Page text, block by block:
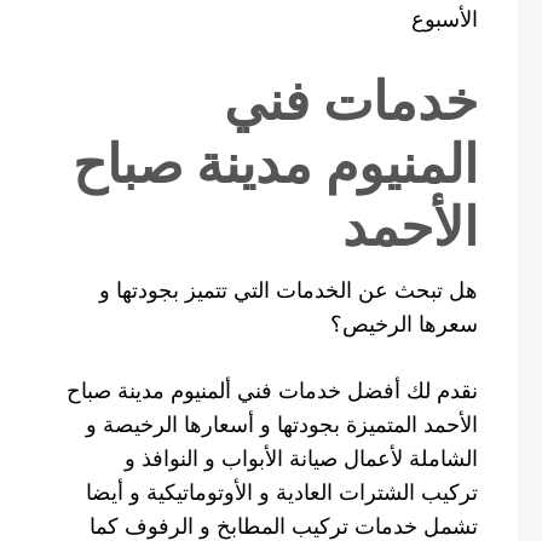
الأسبوع
خدمات فني
المنيوم مدينة صباح
الأحمد
هل تبحث عن الخدمات التي تتميز بجودتها و
سعرها الرخيص؟
نقدم لك أفضل خدمات فني ألمنيوم مدينة صباح
الأحمد المتميزة بجودتها و أسعارها الرخيصة و
الشاملة لأعمال صيانة الأبواب و النوافذ و
تركيب الشترات العادية و الأوتوماتيكية و أيضا
تشمل خدمات تركيب المطابخ و الرفوف كما